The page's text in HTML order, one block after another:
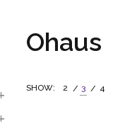
Ohaus
SHOW: 2 3 4